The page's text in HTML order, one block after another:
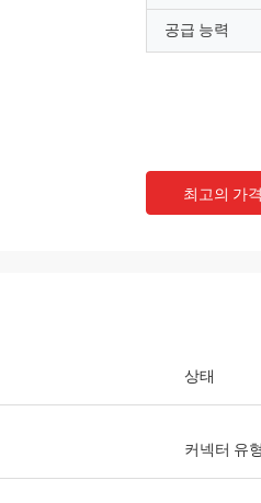
공급 능력
최고의 가격
상태
커넥터 유형